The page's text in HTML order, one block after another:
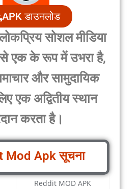
APK डाउनलोड
सोशल मीडिया
से एक के रूप में उभरा है,
और सामुदायिक
एक अद्वितीय स्थान
करता है।
Mod Apk सूचना
Reddit MOD APK